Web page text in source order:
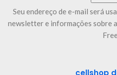
Seu endereço de e-mail será
newsletter e informações sobre
Free.
cellshop